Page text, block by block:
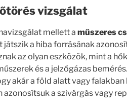
vizsgálat
mellett a műszeres
játszik a hiba forrásának
az olyan eszközök, mint a
és a jelzőgázas
akár a föld alatt vagy
azonosítsuk a szivárgás vagy